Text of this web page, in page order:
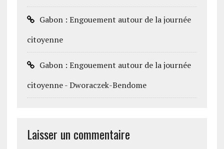
Gabon : Engouement autour de la journée
citoyenne
Gabon : Engouement autour de la journée
citoyenne - Dworaczek-Bendome
Laisser un commentaire